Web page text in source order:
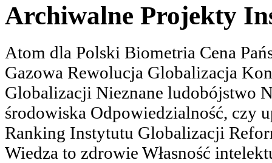
Archiwalne Projekty
Atom dla Polski Biometria Cena
Gazowa Rewolucja Globalizacja
Globalizacji Nieznane ludobójstwo
środowiska Odpowiedzialność, czy
Ranking Instytutu Globalizacji
Wiedza to zdrowie Własność